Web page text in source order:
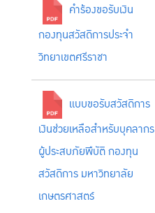
คำร้องขอรับเงิน
กองทุนสวัสดิการประจำ
วิทยาเขตศรีราชา
แบบขอรับสวัสดิการ
เงินช่วยเหลือสำหรับบุคลากร
ผู้ประสบภัยพืบัติ กองทุน
สวัสดิการ มหาวิทยาลัย
เกษตรศาสตร์